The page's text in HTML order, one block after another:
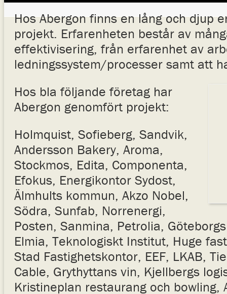
Hos Abergon finns en lång och djup
projekt. Erfarenheten består av
effektivisering, från erfarenhet av
ledningssystem/processer samt att
Hos bla följande företag har
Abergon genomfört projekt:
Holmquist, Sofieberg, Sandvik,
Andersson Bakery, Aroma,
Stockmos, Edita, Componenta,
Efokus, Energikontor Sydost,
Älmhults kommun, Akzo Nobel,
Södra, Sunfab, Norrenergi,
Posten, Sanmina, Petrolia,
Elmia, Teknologiskt Institut, Huge
Stad Fastighetskontor, EEF, LKAB,
Cable, Grythyttans vin, Kjellbergs
Kristineplan restaurang och bowling,